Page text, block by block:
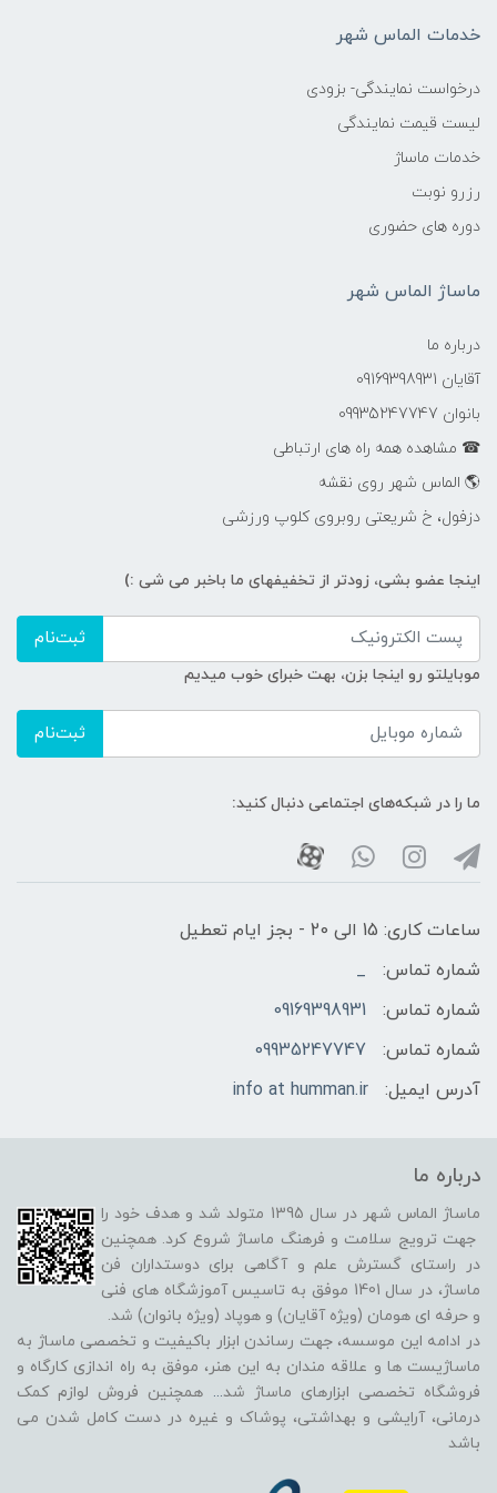
خدمات الماس شهر
درخواست نمایندگی- بزودی
لیست قیمت نمایندگی
خدمات ماساژ
رزرو نوبت
دوره های حضوری
ماساژ الماس شهر
درباره ما
آقایان 09169398931
بانوان 09935247747
☎ مشاهده همه راه های ارتباطی
🌎 الماس شهر روی نقشه
دزفول، خ شریعتی روبروی کلوپ ورزشی
اینجا عضو بشی، زودتر از تخفیفهای ما باخبر می شی :)
ثبت‌نام
موبایلتو رو اینجا بزن، بهت خبرای خوب میدیم
ثبت‌نام
ما را در شبکه‌های اجتماعی دنبال کنید:
ساعات کاری: 15 الی 20 - بجز ایام تعطیل
شماره تماس:
_
شماره تماس:
09169398931
شماره تماس:
09935247747
آدرس ایمیل:
info at humman.ir
درباره ما
ماساژ الماس شهر در سال 1395 متولد شد و هدف خود را
جهت ترویج سلامت و فرهنگ ماساژ شروع کرد. همچنین
در راستای گسترش علم و آگاهی برای دوستداران فن
ماساژ، در سال 1401 موفق به تاسیس آموزشگاه های فنی
و حرفه ای هومان (ویژه آقایان) و هوپاد (ویژه بانوان) شد.
در ادامه این موسسه، جهت رساندن ابزار باکیفیت و تخصصی ماساژ به
ماساژیست ها و علاقه مندان به این هنر، موفق به راه اندازی کارگاه و
فروشگاه تخصصی ابزارهای ماساژ شد... همچنین فروش لوازم کمک
درمانی، آرایشی و بهداشتی، پوشاک و غیره در دست کامل شدن می
باشد